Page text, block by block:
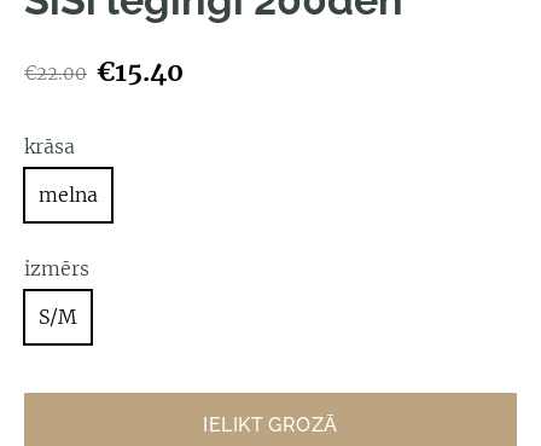
€22.00 €15.40
krāsa
melna
izmērs
S/M
IELIKT GROZĀ